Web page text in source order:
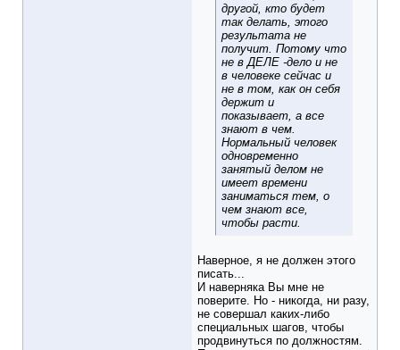
другой, кто будет
так делать, этого
результата не
получит. Потому что
не в ДЕЛЕ -дело и не
в человеке сейчас и
не в том, как он себя
держит и
показывает, а все
знают в чем.
Нормальный человек
одновременно
занятый делом не
имеет времени
заниматься тем, о
чем знают все,
чтобы расти.
Наверное, я не должен этого
писать...
И наверняка Вы мне не
поверите. Но - никогда, ни разу,
не совершал каких-либо
специальных шагов, чтобы
продвинуться по должностям.